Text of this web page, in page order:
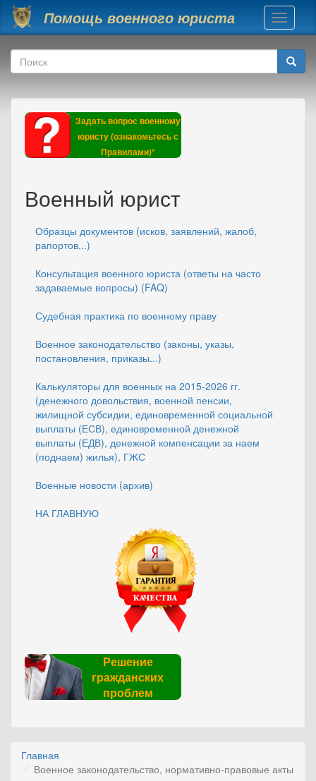
Перейти к основному содержанию
Помощь военного юриста
Toggle
Форма поиска
Поиск
Задать вопрос военному
юристу (ознакомьтесь с
Правилами)*
Военный юрист
Образцы документов (исков, заявлений, жалоб,
рапортов...)
Консультация военного юриста (ответы на часто
задаваемые вопросы) (FAQ)
Судебная практика по военному праву
Военное законодательство (законы, указы,
постановления, приказы...)
Калькуляторы для военных на 2015-2026 гг.
(денежного довольствия, военной пенсии,
жилищной субсидии, единовременной социальной
выплаты (ЕСВ), единовременной денежной
выплаты (ЕДВ), денежной компенсации за наем
(поднаем) жилья), ГЖС
Военные новости (архив)
НА ГЛАВНУЮ
Решение
гражданских
проблем
Главная
Военное законодательство, нормативно-правовые акты